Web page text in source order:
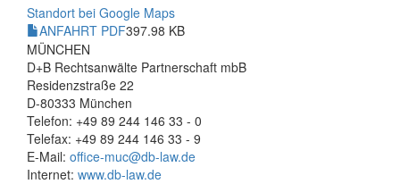
Standort bei Google Maps
ANFAHRT PDF397.98 KB
MÜNCHEN
D+B Rechtsanwälte Partnerschaft mbB
Residenzstraße 22
D-80333 München
Telefon: +49 89 244 146 33 - 0
Telefax: +49 89 244 146 33 - 9
E-Mail: office-muc@db-law.de
Internet: www.db-law.de